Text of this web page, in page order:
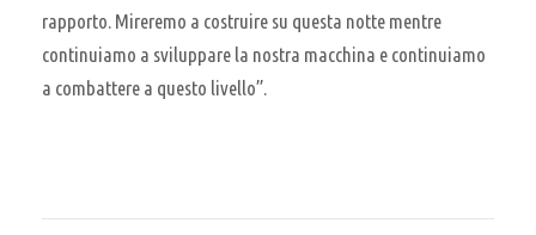
rapporto. Mireremo a costruire su questa notte mentre
continuiamo a sviluppare la nostra macchina e continuiamo
a combattere a questo livello”.